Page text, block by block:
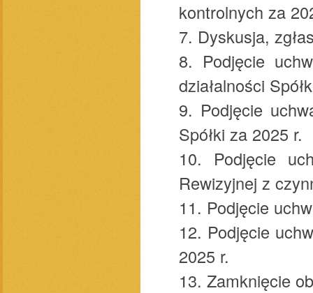
kontrolnych za
7. Dyskusja,
8. Podjęcie
działalności
9. Podjęcie
Spółki za 2025 r.
10. Podjęcie
Rewizyjnej z
11. Podjęcie
12. Podjęcie
2025 r.
13. Zamknięcie